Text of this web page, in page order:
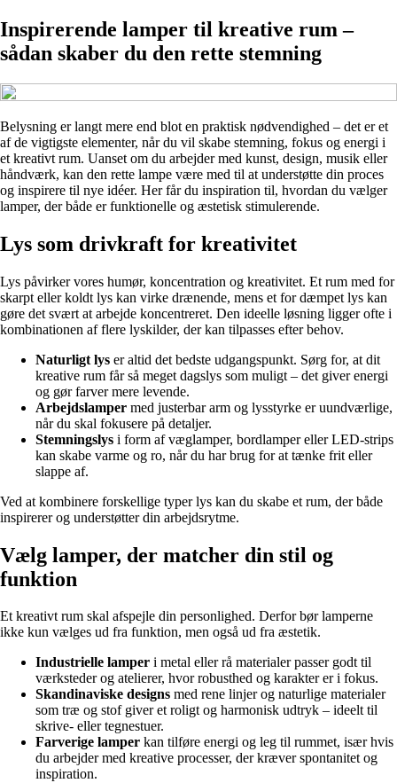
Inspirerende lamper til kreative rum –
sådan skaber du den rette stemning
Belysning er langt mere end blot en praktisk nødvendighed – det er et
af de vigtigste elementer, når du vil skabe stemning, fokus og energi i
et kreativt rum. Uanset om du arbejder med kunst, design, musik eller
håndværk, kan den rette lampe være med til at understøtte din proces
og inspirere til nye idéer. Her får du inspiration til, hvordan du vælger
lamper, der både er funktionelle og æstetisk stimulerende.
Lys som drivkraft for kreativitet
Lys påvirker vores humør, koncentration og kreativitet. Et rum med for
skarpt eller koldt lys kan virke drænende, mens et for dæmpet lys kan
gøre det svært at arbejde koncentreret. Den ideelle løsning ligger ofte i
kombinationen af flere lyskilder, der kan tilpasses efter behov.
Naturligt lys er altid det bedste udgangspunkt. Sørg for, at dit
kreative rum får så meget dagslys som muligt – det giver energi
og gør farver mere levende.
Arbejdslamper med justerbar arm og lysstyrke er uundværlige,
når du skal fokusere på detaljer.
Stemningslys i form af væglamper, bordlamper eller LED-strips
kan skabe varme og ro, når du har brug for at tænke frit eller
slappe af.
Ved at kombinere forskellige typer lys kan du skabe et rum, der både
inspirerer og understøtter din arbejdsrytme.
Vælg lamper, der matcher din stil og
funktion
Et kreativt rum skal afspejle din personlighed. Derfor bør lamperne
ikke kun vælges ud fra funktion, men også ud fra æstetik.
Industrielle lamper i metal eller rå materialer passer godt til
værksteder og atelierer, hvor robusthed og karakter er i fokus.
Skandinaviske designs med rene linjer og naturlige materialer
som træ og stof giver et roligt og harmonisk udtryk – ideelt til
skrive- eller tegnestuer.
Farverige lamper kan tilføre energi og leg til rummet, især hvis
du arbejder med kreative processer, der kræver spontanitet og
inspiration.